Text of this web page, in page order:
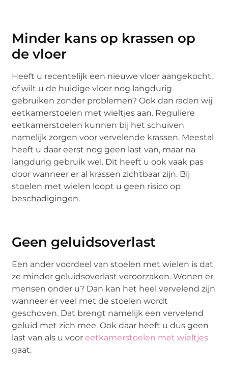
Minder kans op krassen op
de vloer
Heeft u recentelijk een nieuwe vloer aangekocht,
of wilt u de huidige vloer nog langdurig
gebruiken zonder problemen? Ook dan raden wij
eetkamerstoelen met wieltjes aan. Reguliere
eetkamerstoelen kunnen bij het schuiven
namelijk zorgen voor vervelende krassen. Meestal
heeft u daar eerst nog geen last van, maar na
langdurig gebruik wel. Dit heeft u ook vaak pas
door wanneer er al krassen zichtbaar zijn. Bij
stoelen met wielen loopt u geen risico op
beschadigingen.
Geen geluidsoverlast
Een ander voordeel van stoelen met wielen is dat
ze minder geluidsoverlast veroorzaken. Wonen er
mensen onder u? Dan kan het heel vervelend zijn
wanneer er veel met de stoelen wordt
geschoven. Dat brengt namelijk een vervelend
geluid met zich mee. Ook daar heeft u dus geen
last van als u vooreetkamerstoelen met wieltjes
gaat.